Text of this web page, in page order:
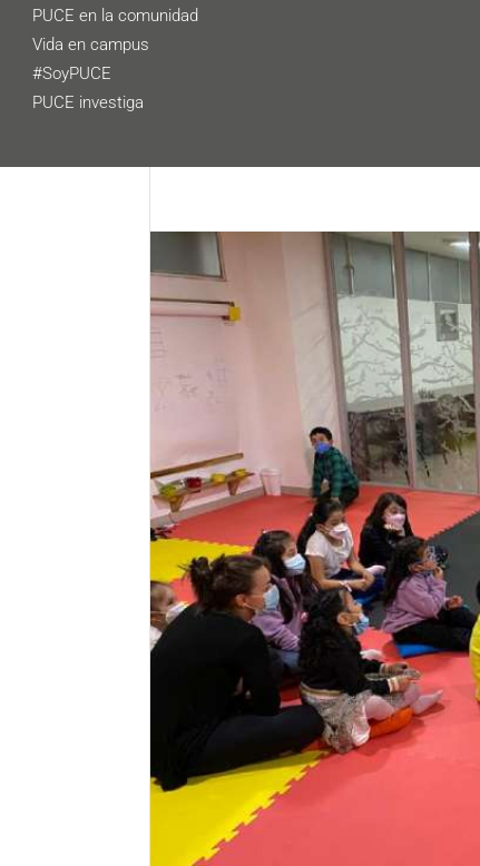
PUCE en la comunidad
Vida en campus
#SoyPUCE
PUCE investiga